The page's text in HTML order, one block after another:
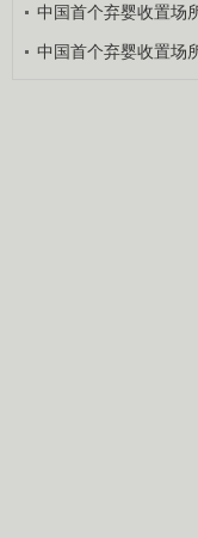
中国首个弃婴收置场
中国首个弃婴收置场